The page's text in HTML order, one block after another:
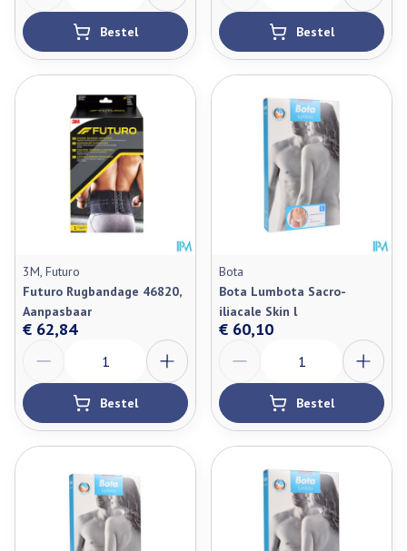
Bestel Bestel
3M, Futuro
Futuro Rugbandage 46820,
Aanpasbaar
€ 62,84
Bestel
Bota
Bota Lumbota Sacro-
iliacale Skin l
€ 60,10
Bestel